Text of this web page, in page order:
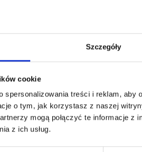
Szczegóły
cookie
spersonalizowania treści i reklam, aby
o tym, jak korzystasz z naszej
mogą połączyć te informacje z
z ich usług.
tę kwotę
załącznika nr 15.
złotych brutto lub o tej
podzielonej płatności (zgodnie z
adnotacja.
podzielonej płatności”
widniejącego na fakturze
nr 15.